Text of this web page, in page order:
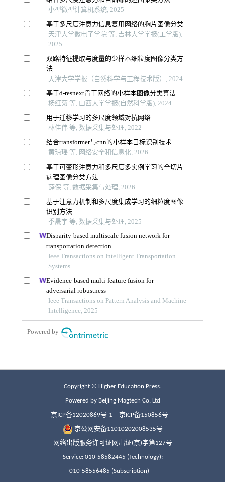
Copyright © Higher Education Press.
Powered by Beijing Magtech Co. Ltd
京ICP备12020869号-1 京ICP备150856号
京公网安备11010202008535号
网络出版服务许可证网出证(京)字第127号
Service: 010-58582445 (Technology);
010-58556485 (Subscription)